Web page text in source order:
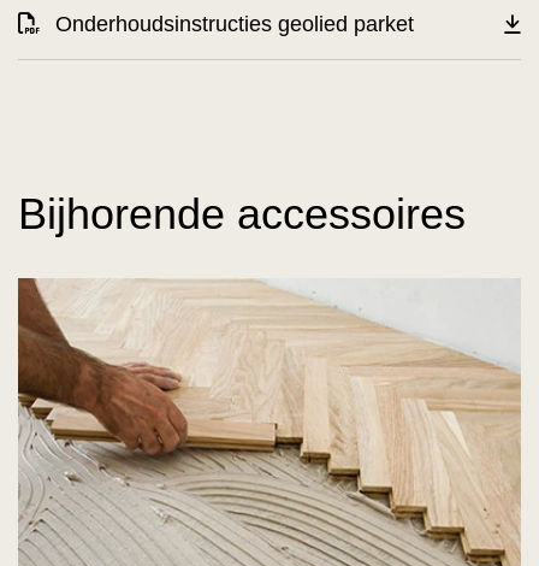
Onderhoudsinstructies geolied parket
Bijhorende accessoires